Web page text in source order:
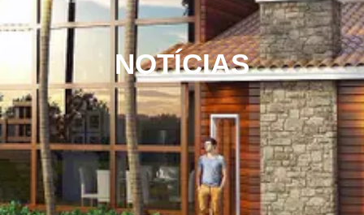
NOTÍCIAS